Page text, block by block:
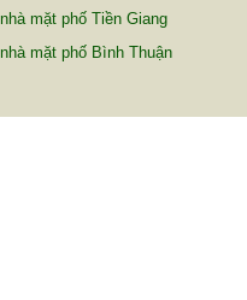
mặt phố Tiền Giang
mặt phố Bình Thuận